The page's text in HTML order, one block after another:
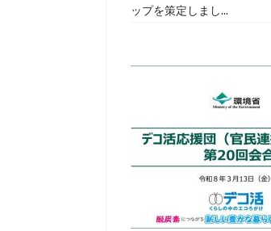
ップを策定しまし...